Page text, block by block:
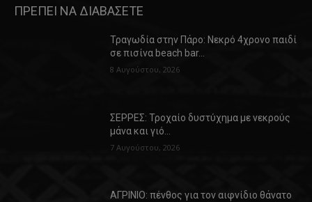
ΠΡΕΠΕΙ ΝΑ ΔΙΑΒΑΣΕΤΕ
Τραγωδία στην Πάρο: Νεκρό 4χρονο παιδί
σε πισίνα beach bar…
8 Αυγούστου, 2026
ΣΕΡΡΕΣ: Τροχαίο δυστύχημα με νεκρούς
μάνα και γιό…
7 Αυγούστου, 2026
ΑΓΡΙΝΙΟ: πένθος για τον αιφνίδιο θάνατο